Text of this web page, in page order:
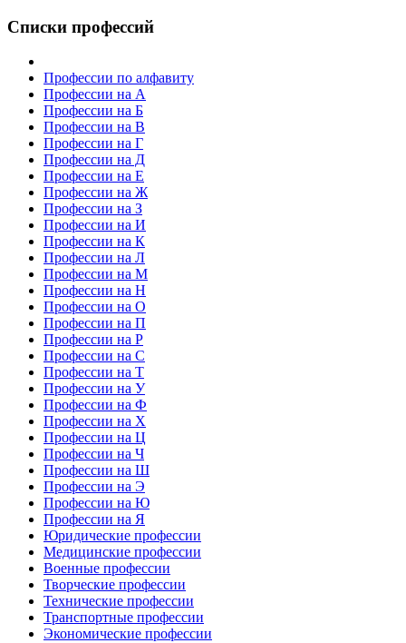
Списки профессий
Профессии по алфавиту
Профессии на А
Профессии на Б
Профессии на В
Профессии на Г
Профессии на Д
Профессии на Е
Профессии на Ж
Профессии на З
Профессии на И
Профессии на К
Профессии на Л
Профессии на М
Профессии на Н
Профессии на О
Профессии на П
Профессии на Р
Профессии на С
Профессии на Т
Профессии на У
Профессии на Ф
Профессии на Х
Профессии на Ц
Профессии на Ч
Профессии на Ш
Профессии на Э
Профессии на Ю
Профессии на Я
Юридические профессии
Медицинские профессии
Военные профессии
Творческие профессии
Технические профессии
Транспортные профессии
Экономические профессии